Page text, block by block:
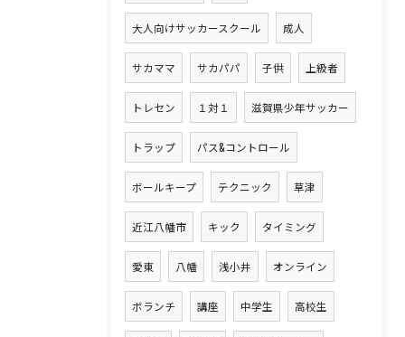
大人向けサッカースクール 成人
サカママ サカパパ 子供 上級者
トレセン １対１ 滋賀県少年サッカー
トラップ パス&コントロール
ボールキープ テクニック 草津
近江八幡市 キック タイミング
愛東 八幡 浅小井 オンライン
ボランチ 講座 中学生 高校生